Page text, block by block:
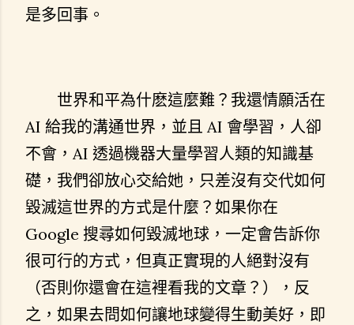
是多回事。
世界和平為什麽這麼難？我還情願活在
AI 給我的溝通世界，並且 AI 會學習，人卻
不會，AI 透過機器大量學習人類的知識基
礎，我們卻放心交給她，只差沒有交代如何
毀滅這世界的方式是什麼？如果你在
Google 搜尋如何毀滅地球，一定會告訴你
很可行的方式，但真正實現的人絕對沒有
（否則你還會在這裡看我的文章？），反
之，如果去問如何讓地球變得生動美好，即